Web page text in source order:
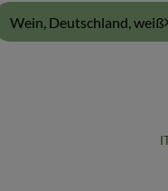
Wein, Deutschland, weiß
,